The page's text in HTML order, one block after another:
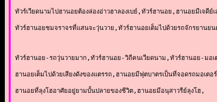
ทัวร์เวียดนามไปฮานอยต้องล่องอ่าวฮาลองเบย์,ทัวร์ฮานอย,ฮานอยมีเจดีย์เ
ทัวร์ฮานอยชมจราจรที่แสนจะวุ่นวาย,ทัวร์ฮานอยเต็มไปด้วยรถจักรยาน
ทัวร์ฮานอย-รถวุ่นวายมาก,ทัวร์ฮานอย-วิถีคนเวียดนาม,ทัวร์ฮานอย-มอเ
ฮานอยเต็มไปด้วยเสียงดังของแตรรถ,ฮานอยมีฟุตบาตรเป็นที่จอดรถมอเต
ฮานอยที่ลุงโฮอาศัยอยู่ยามบั้นปลายของชีวิต,ฮานอยมีอนุสาวรีย์ลุงโฮ,